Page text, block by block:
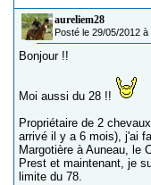
aureliem28
Posté le 29/05/2012 à
Bonjour !!
Moi aussi du 28 !!
Propriétaire de 2
arrivé il y a 6 mois), j'ai
Margotière à Auneau, le
Prest et maintenant, je
limite du 78.